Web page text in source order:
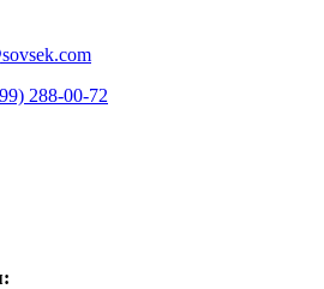
288-00-72